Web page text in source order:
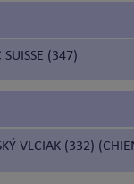
SUISSE (347)
VLCIAK (332)